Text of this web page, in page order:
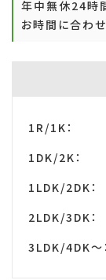
年中無休24時
お時間に合わ
1R/1K：
1DK/2K：
1LDK/2DK：
2LDK/3DK：
3LDK/4DK～：